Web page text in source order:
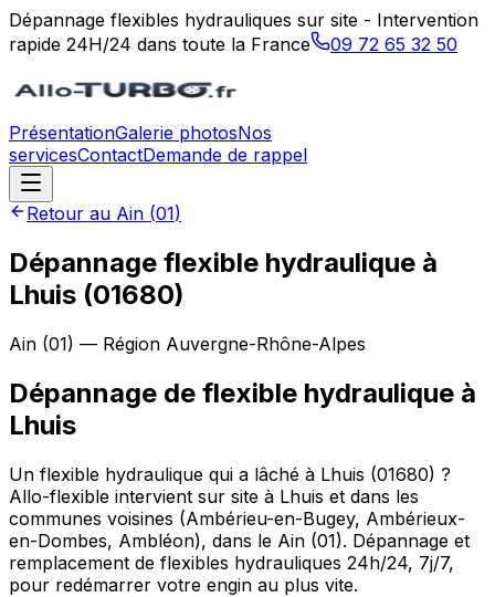
Dépannage flexibles hydrauliques sur site - Intervention
rapide 24H/24 dans toute la France
09 72 65 32 50
PrésentationGalerie photosNos
servicesContactDemande de rappel
Retour au Ain (01)
Dépannage flexible hydraulique à
Lhuis (01680)
Ain (01) — Région Auvergne-Rhône-Alpes
Dépannage de flexible hydraulique à
Lhuis
Un flexible hydraulique qui a lâché à Lhuis (01680) ?
Allo-flexible intervient sur site à Lhuis et dans les
communes voisines (Ambérieu-en-Bugey, Ambérieux-
en-Dombes, Ambléon), dans le Ain (01). Dépannage et
remplacement de flexibles hydrauliques 24h/24, 7j/7,
pour redémarrer votre engin au plus vite.